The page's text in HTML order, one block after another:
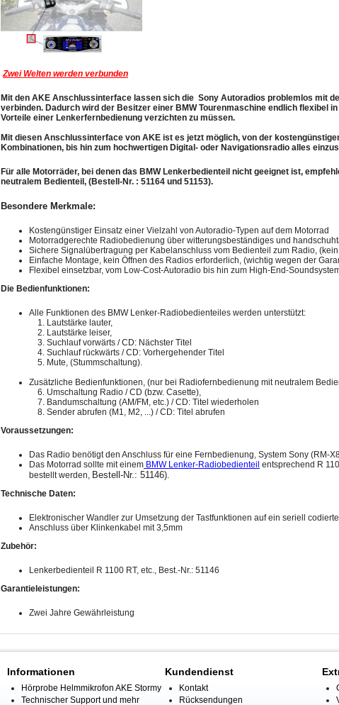
Zwei Welten werden verbunden
Mit den AKE Anschlussinterface lassen sich die Sony Autoradios problemlos mit
verbinden. Dadurch wird der Besitzer einer BMW Tourenmaschine endlich flexibel
Vorteile einer Lenkerfernbedienung verzichten zu müssen.
Mit diesen Anschlussinterface von AKE ist es jetzt möglich, von der
Kombinationen, bis hin zum hochwertigen Digital- oder Navigationsradio alles
Für alle Motorräder, bei denen das BMW Lenkerbedienteil nicht geeignet ist,
neutralem Bedienteil, (Bestell-Nr. : 51164 und 51153).
Besondere Merkmale:
Kostengünstiger Einsatz einer Vielzahl von Autoradio-Typen auf dem Motorrad
Motorradgerechte Radiobedienung über witterungsbeständiges und
Sichere Signalübertragung per Kabelanschluss vom Bedienteil zum Radio,
Einfache Montage, kein Öffnen des Radios erforderlich, (wichtig wegen der
Flexibel einsetzbar, vom Low-Cost-Autoradio bis hin zum High-End-
Die Bedienfunktionen:
Alle Funktionen des BMW Lenker-Radiobedienteiles werden unterstützt:
1. Lautstärke lauter,
2. Lautstärke leiser,
3. Suchlauf vorwärts / CD: Nächster Titel
4. Suchlauf rückwärts / CD: Vorhergehender Titel
5. Mute, (Stummschaltung).
Zusätzliche Bedienfunktionen, (nur bei Radiofernbedienung mit neutralem
6. Umschaltung Radio / CD (bzw. Casette),
7. Bandumschaltung (AM/FM, etc.) / CD: Titel wiederholen
8. Sender abrufen (M1, M2, ...) / CD: Titel abrufen
Voraussetzungen:
Das Radio benötigt den Anschluss für eine Fernbedienung, System Sony (RM-
Das Motorrad sollte mit einem BMW Lenker-Radiobedienteil entsprechend R
bestellt werden, Bestell-Nr.: 51146).
Technische Daten:
Elektronischer Wandler zur Umsetzung der Tastfunktionen auf ein seriell
Anschluss über Klinkenkabel mit 3,5mm
Zubehör:
Lenkerbedienteil R 1100 RT, etc., Best.-Nr.: 51146
Garantieleistungen:
Zwei Jahre Gewährleistung
Informationen
Hörprobe Helmmikrofon AKE Stormy
Technischer Support und mehr
Kundendienst
Kontakt
Rücksendungen